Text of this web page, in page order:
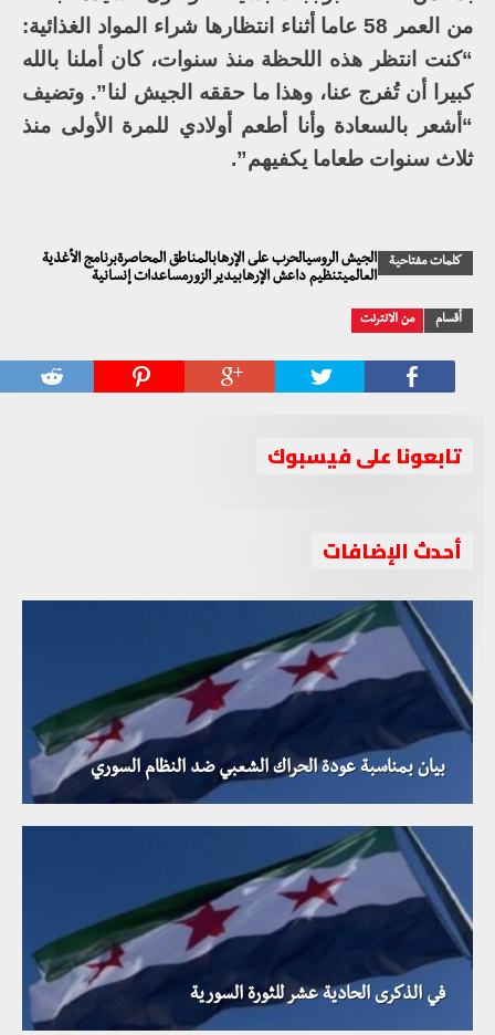
من العمر 58 عاما أثناء انتظارها شراء المواد الغذائية:
“كنت انتظر هذه اللحظة منذ سنوات، كان أملنا بالله
كبيرا أن تُفرج عنا، وهذا ما حققه الجيش لنا”. وتضيف
“أشعر بالسعادة وأنا أطعم أولادي للمرة الأولى منذ
ثلاث سنوات طعاما يكفيهم”.
كلمات مفتاحية
الجيش الروسيالحرب على الإرهابالمناطق المحاصرةبرنامج الأغذية
العالميتنظيم داعش الإرهابيدير الزورمساعدات إنسانية
أقسام من الانترنت
تابعونا على فيسبوك
أحدث الإضافات
بيان بمناسبة عودة الحراك الشعبي ضد النظام السوري
في الذكرى الحادية عشر للثورة السورية